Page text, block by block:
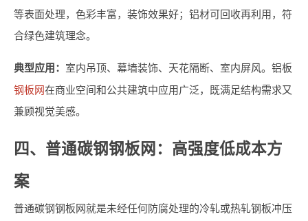
等表面处理，色彩丰富，装饰效果好；铝材可回收再利用，符
合绿色建筑理念。
典型应用： 室内吊顶、幕墙装饰、天花隔断、室内屏风。铝板
钢板网在商业空间和公共建筑中应用广泛，既满足结构需求又
兼顾视觉美感。
四、普通碳钢钢板网：高强度低成本方
案
普通碳钢钢板网就是未经任何防腐处理的冷轧或热轧钢板冲压